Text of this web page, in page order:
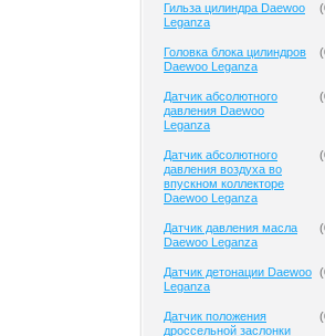
Гильза цилиндра Daewoo
Leganza
(
Головка блока цилиндров
Daewoo Leganza
(
Датчик абсолютного
давления Daewoo
Leganza
(
Датчик абсолютного
давления воздуха во
впускном коллекторе
Daewoo Leganza
(
Датчик давления масла
Daewoo Leganza
(
Датчик детонации Daewoo
Leganza
(
Датчик положения
дроссельной заслонки
(